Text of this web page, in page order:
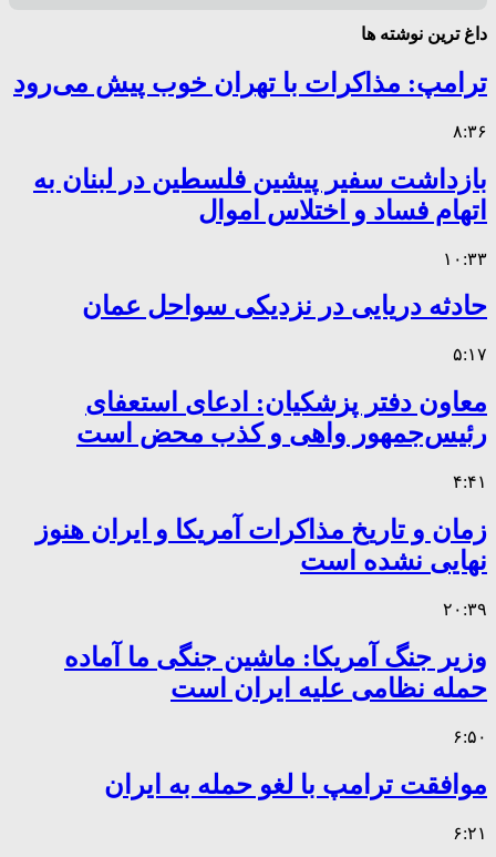
داغ ترین نوشته ها
ترامپ: مذاکرات با تهران خوب پیش می‌رود
۸:۳۶
بازداشت سفیر پیشین فلسطین در لبنان به
اتهام فساد و اختلاس اموال
۱۰:۳۳
حادثه دریایی در نزدیکی سواحل عمان
۵:۱۷
معاون دفتر پزشکیان: ادعای استعفای
رئیس‌جمهور واهی و کذب محض است
۴:۴۱
زمان و تاریخ مذاکرات آمریکا و ایران هنوز
نهایی نشده است
۲۰:۳۹
وزیر جنگ آمریکا: ماشین جنگی ما آماده
حمله نظامی علیه ایران است
۶:۵۰
موافقت ترامپ با لغو حمله به ایران
۶:۲۱